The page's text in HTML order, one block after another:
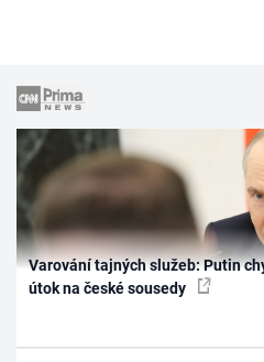
Varování tajných služeb: Putin
útok na české sousedy